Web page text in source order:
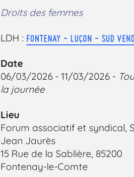
Droits des femmes
LDH : FONTENAY - LUÇON - SUD
Date
06/03/2026 - 11/03/2026 -
la journée
Lieu
Forum associatif et syndical,
Jean Jaurès
15 Rue de la Sablière, 85200
Fontenay-le-Comte